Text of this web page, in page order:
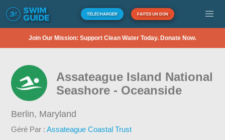
TÉLÉCHARGER FAITES UN DON
Join Our Mission: Support Clean Water Today. Donate Now.
Assateague Island National
Seashore - Oceanside
Berlin, Maryland
Géré Par :Assateague Coastal Trust